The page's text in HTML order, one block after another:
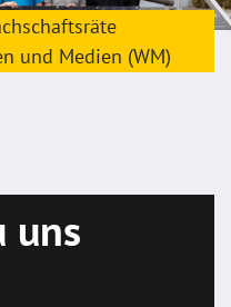
und Medien (WM)
uns